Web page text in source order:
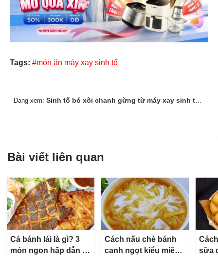
Tags: #món ăn máy xay sinh tố
Đang xem: Sinh tố bó xôi chanh gừng từ máy xay sinh tố BlueStone
Bài viết liên quan
Cá bánh lái là gì? 3
món ngon hấp dẫn từ
Cách nấu chè bánh
canh ngọt kiểu miền
sữa